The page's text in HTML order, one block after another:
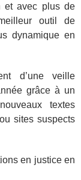
et avec plus de
outil de
dynamique en
d’une veille
grâce à un
textes
sites suspects
en justice en